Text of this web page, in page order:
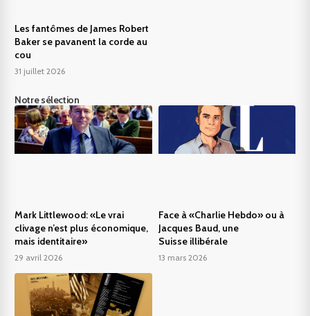
Les fantômes de James Robert
Baker se pavanent la corde au
cou
31 juillet 2026
Notre sélection
Mark Littlewood: «Le vrai
clivage n’est plus économique,
mais identitaire»
29 avril 2026
Face à «Charlie Hebdo» ou à
Jacques Baud, une
Suisse illibérale
13 mars 2026